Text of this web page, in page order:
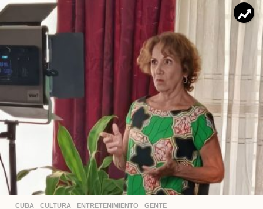
CUBA ,CULTURA ,ENTRETENIMIENTO ,GENTE